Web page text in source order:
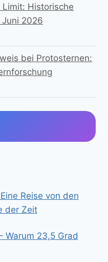
Limit: Historische
2026
bei Protosternen:
Reise von den
der Zeit
Warum 23,5 Grad